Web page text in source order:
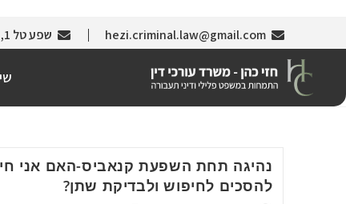
hezi.criminal.law@gmail.com שפע טל 1, תל אביב (צמוד לבניין עזריאלי)
נהיגה תחת השפעת קנאביס-האם אני
להסכים לחיפוש ולבדיקת שתן?